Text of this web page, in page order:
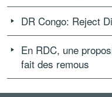
DR Congo: Reject
En RDC, une
fait des remous